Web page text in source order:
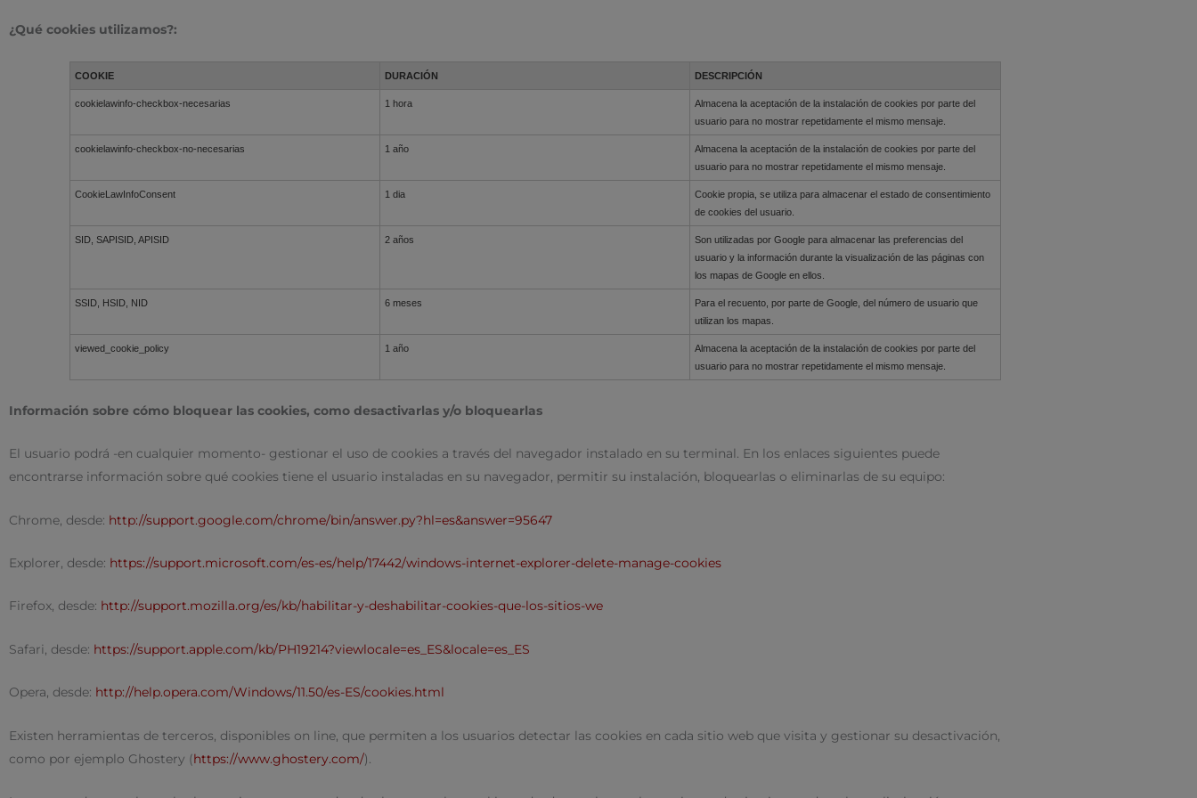
¿Qué cookies utilizamos?:
COOKIE DURACIÓN DESCRIPCIÓN
cookielawinfo-checkbox-necesarias 1 hora
Almacena la aceptación de la instalación de cookies por parte del
usuario para no mostrar repetidamente el mismo mensaje.
cookielawinfo-checkbox-no-necesarias 1 año
Almacena la aceptación de la instalación de cookies por parte del
usuario para no mostrar repetidamente el mismo mensaje.
CookieLawInfoConsent 1 dia
Cookie propia, se utiliza para almacenar el estado de consentimiento
de cookies del usuario.
SID, SAPISID, APISID 2 años
Son utilizadas por Google para almacenar las preferencias del
usuario y la información durante la visualización de las páginas con
los mapas de Google en ellos.
SSID, HSID, NID 6 meses
Para el recuento, por parte de Google, del número de usuario que
utilizan los mapas.
viewed_cookie_policy 1 año
Almacena la aceptación de la instalación de cookies por parte del
usuario para no mostrar repetidamente el mismo mensaje.
Información sobre cómo bloquear las cookies, como desactivarlas y/o bloquearlas
El usuario podrá -en cualquier momento- gestionar el uso de cookies a través del navegador instalado en su terminal. En los enlaces siguientes puede
encontrarse información sobre qué cookies tiene el usuario instaladas en su navegador, permitir su instalación, bloquearlas o eliminarlas de su equipo:
Chrome, desde: http://support.google.com/chrome/bin/answer.py?hl=es&answer=95647
Explorer, desde: https://support.microsoft.com/es-es/help/17442/windows-internet-explorer-delete-manage-cookies
Firefox, desde: http://support.mozilla.org/es/kb/habilitar-y-deshabilitar-cookies-que-los-sitios-we
Safari, desde: https://support.apple.com/kb/PH19214?viewlocale=es_ES&locale=es_ES
Opera, desde: http://help.opera.com/Windows/11.50/es-ES/cookies.html
Existen herramientas de terceros, disponibles on line, que permiten a los usuarios detectar las cookies en cada sitio web que visita y gestionar su desactivación,
como por ejemplo Ghostery (https://www.ghostery.com/).